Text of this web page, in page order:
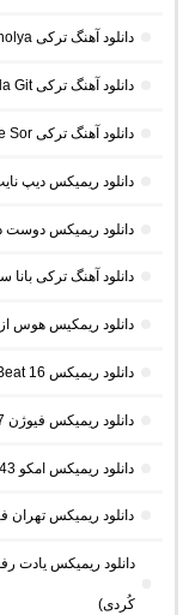
دانلود آهنگ ترکی Ah Be Manolya از بوراک بولوت
دانلود آهنگ ترکی Topla Git از کورتولوش کوش
دانلود آهنگ ترکی Kalbine Sor از Bahadır Macit و Tunahan Sakar
دانلود ریمیکس دیپ نایت 2 از احسان رمزی (ریمیکس طولانی
دانلود ریمیکس دوست
دانلود آهنگ ترکی
دانلود ریمکیس هوس
دانلود ریمیکس AM Beat 16 از دیجی AMB (پادکست طولانی شنیدنی)
دانلود ریمیکس فیوژن 17 از لیروی بیتز
دانلود ریمیکس امکو 43 از دیجی ام کو (پادکست طولانی عاشقانه)
دانلود ریمیکس تهران فیت 55 از دیجی باربد و محمد
دانلود ریمیکس یادت
کُردی)